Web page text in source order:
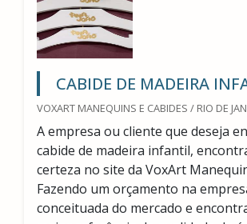
CABIDE DE MADEIRA
VOXART MANEQUINS E CABIDES / RIO DE
A empresa ou cliente que deseja
cabide de madeira infantil,
certeza no site da VoxArt
Fazendo um orçamento na
conceituada do mercado e